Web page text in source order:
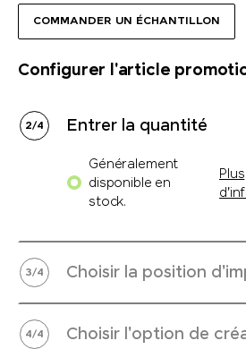
COMMANDER UN ÉCHANTILLON
Configurer l'article
2/4 Entrer la quantité
Généralement
disponible en
stock.
Plus
3/4 Choisir la position
4/4 Choisir l'option de